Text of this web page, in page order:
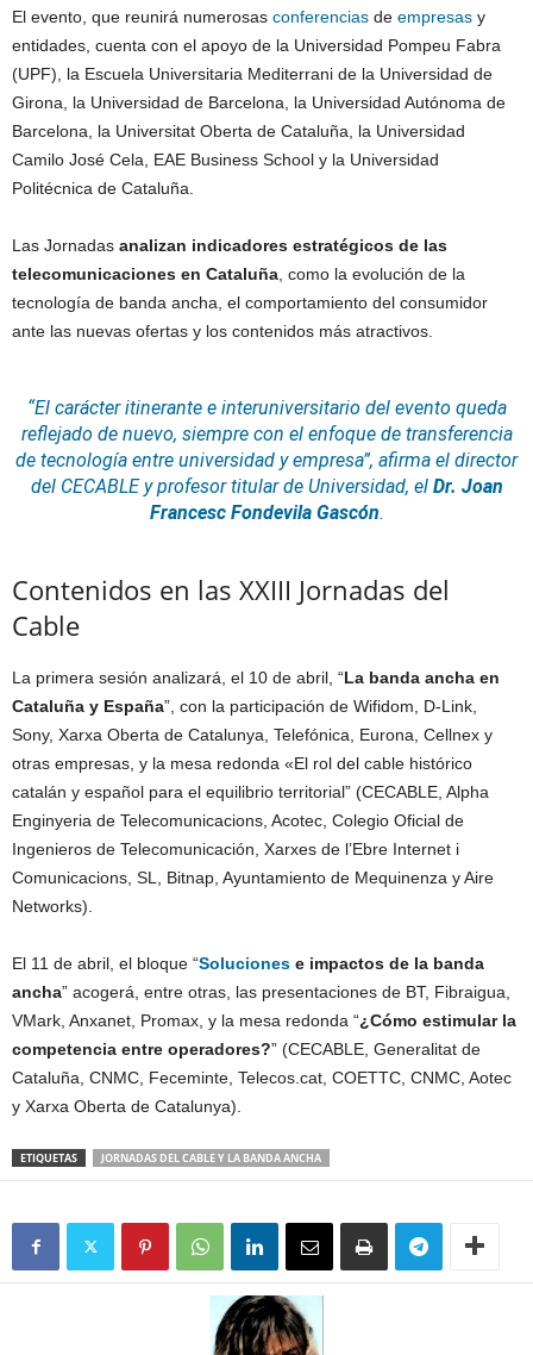
El evento, que reunirá numerosas conferencias de empresas y
entidades, cuenta con el apoyo de la Universidad Pompeu Fabra
(UPF), la Escuela Universitaria Mediterrani de la Universidad de
Girona, la Universidad de Barcelona, ​​la Universidad Autónoma de
Barcelona, ​​la Universitat Oberta de Cataluña, la Universidad
Camilo José Cela, EAE Business School y la Universidad
Politécnica de Cataluña.
Las Jornadas analizan indicadores estratégicos de las
telecomunicaciones en Cataluña , como la evolución de la
tecnología de banda ancha, el comportamiento del consumidor
ante las nuevas ofertas y los contenidos más atractivos.
“El carácter itinerante e interuniversitario del evento queda
reflejado de nuevo, siempre con el enfoque de transferencia
de tecnología entre universidad y empresa”, afirma el director
del CECABLE y profesor titular de Universidad, el Dr. Joan
Francesc Fondevila Gascón.
Contenidos en las XXIII Jornadas del
Cable
La primera sesión analizará, el 10 de abril, “La banda ancha en
Cataluña y España”, con la participación de Wifidom, D-Link,
Sony, Xarxa Oberta de Catalunya, Telefónica, Eurona, Cellnex y
otras empresas, y la mesa redonda «El rol del cable histórico
catalán y español para el equilibrio territorial” (CECABLE, Alpha
Enginyeria de Telecomunicacions, Acotec, Colegio Oficial de
Ingenieros de Telecomunicación, Xarxes de l’Ebre Internet i
Comunicacions, SL, Bitnap, Ayuntamiento de Mequinenza y Aire
Networks).
El 11 de abril, el bloque “Soluciones e impactos de la banda
ancha” acogerá, entre otras, las presentaciones de BT, Fibraigua,
VMark, Anxanet, Promax, y la mesa redonda “¿Cómo estimular la
competencia entre operadores?” (CECABLE, Generalitat de
Cataluña, CNMC, Feceminte, Telecos.cat, COETTC, CNMC, Aotec
y Xarxa Oberta de Catalunya).
ETIQUETAS JORNADAS DEL CABLE Y LA BANDA ANCHA